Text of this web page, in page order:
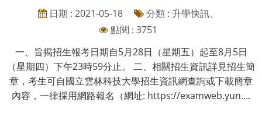
日期 : 2021-05-18
分類 : 升學快訊、
點閱 : 3751
一、旨揭招生報考日期自5月28日（星期五）起至8月5日
（星期四）下午23時59分止。 二、相關招生資訊詳見招生簡
章，考生可自國立雲林科技大學招生資訊網查詢或下載簡章
內容，一律採用網路報名（網址: https://examweb.yun....